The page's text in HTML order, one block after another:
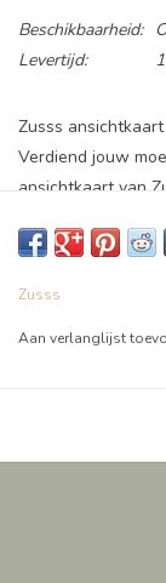
Beschikbaarheid:
Levertijd:
Zusss
Verdiend jouw
ansichtkaart van
liefste mama.
Zusss
Aan verlanglijst